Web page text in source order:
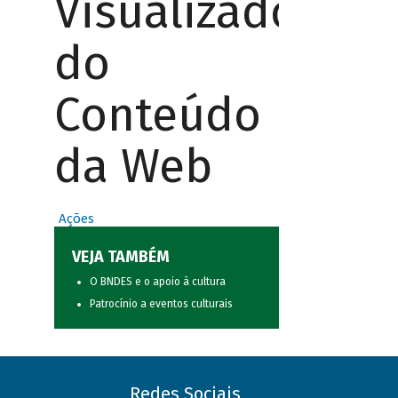
Visualizador
do
Conteúdo
da Web
Ações
VEJA TAMBÉM
O BNDES e o apoio à cultura
Patrocínio a eventos culturais
Redes Sociais